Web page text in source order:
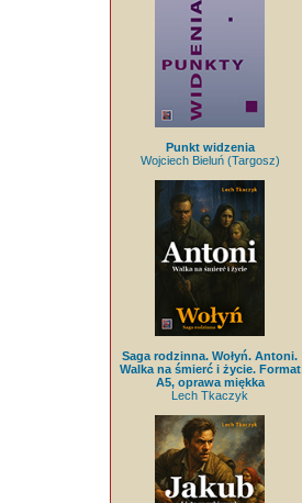
Punkt widzenia
Wojciech Bieluń (Targosz)
Saga rodzinna. Wołyń. Antoni.
Walka na śmierć i życie. Format
A5, oprawa miękka
Lech Tkaczyk